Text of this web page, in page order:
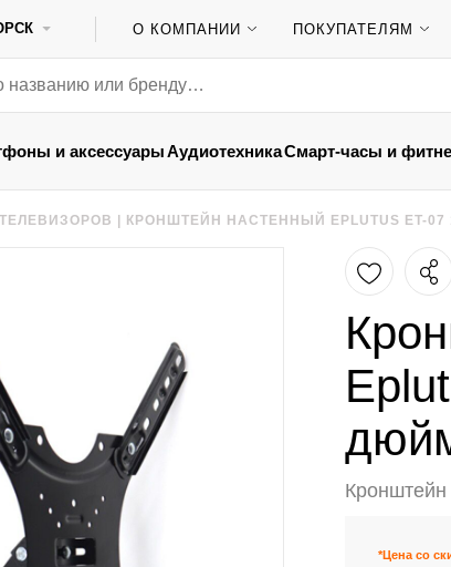
О КОМПАНИИ ПОКУПАТЕЛЯМ
и аксессуарыАудиотехникаСмарт-часы и
КРОНШТЕЙН НАСТЕННЫЙ EPLUTUS ET-
*Цена со